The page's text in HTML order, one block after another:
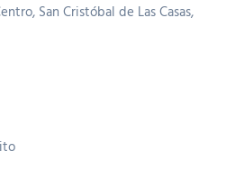
San Cristóbal de Las Casas,